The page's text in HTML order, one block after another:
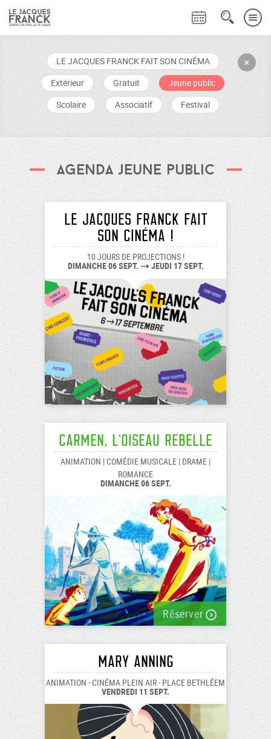
+
LE JACQUES FRANCK FAIT SON CINÉMA
Extérieur
Gratuit
Jeune public
Scolaire
Associatif Festival
agenda jeune public
LE JACQUES FRANCK FAIT
SON CINÉMA !
10 JOURS DE PROJECTIONS !
DIMANCHE 06 SEPT. JEUDI 17 SEPT.
Carmen, l’oiseau rebelle
ANIMATION | COMÉDIE MUSICALE | DRAME |
ROMANCE
DIMANCHE 06 SEPT.
Réserver
Mary Anning
ANIMATION - CINÉMA PLEIN AIR - PLACE BETHLÉEM
VENDREDI 11 SEPT.